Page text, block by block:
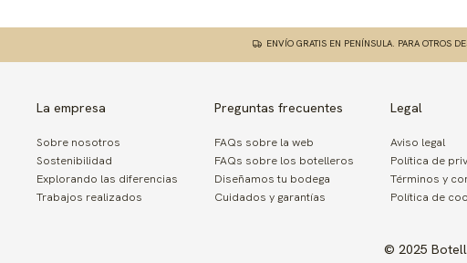
ENVÍO GRATIS EN PENÍNSULA. PARA OTROS
La empresa
Sobre nosotros
Sostenibilidad
Explorando las diferencias
Trabajos realizados
Preguntas frecuentes
FAQs sobre la web
FAQs sobre los botelleros
Diseñamos tu bodega
Cuidados y garantías
Legal
Aviso legal
Política de
Términos y
Política de
© 2025